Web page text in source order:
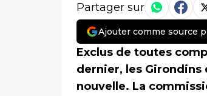
Partager sur
Ajouter comme source
Exclus de toutes
dernier, les Girondins
nouvelle. La